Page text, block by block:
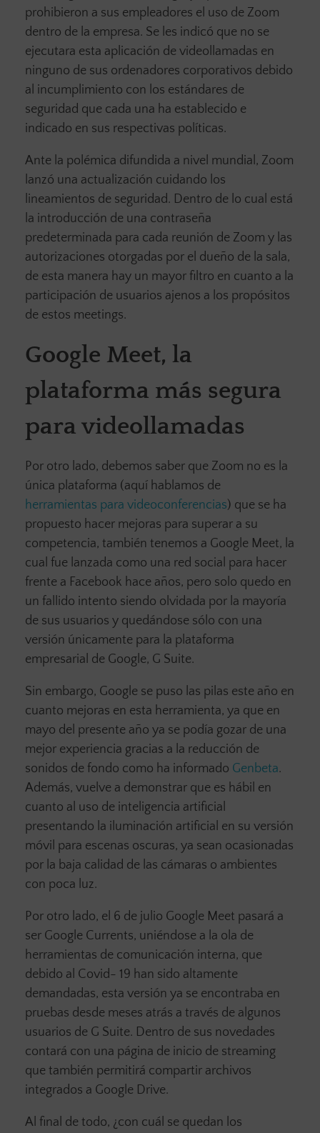
prohibieron a sus empleadores el uso de Zoom
dentro de la empresa. Se les indicó que no se
ejecutara esta aplicación de videollamadas en
ninguno de sus ordenadores corporativos debido
al incumplimiento con los estándares de
seguridad que cada una ha establecido e
indicado en sus respectivas políticas.
Ante la polémica difundida a nivel mundial, Zoom
lanzó una actualización cuidando los
lineamientos de seguridad. Dentro de lo cual está
la introducción de una contraseña
predeterminada para cada reunión de Zoom y las
autorizaciones otorgadas por el dueño de la sala,
de esta manera hay un mayor filtro en cuanto a la
participación de usuarios ajenos a los propósitos
de estos meetings.
Google Meet, la
plataforma más segura
para videollamadas
Por otro lado, debemos saber que Zoom no es la
única plataforma (aquí hablamos de
herramientas para videoconferencias) que se ha
propuesto hacer mejoras para superar a su
competencia, también tenemos a Google Meet, la
cual fue lanzada como una red social para hacer
frente a Facebook hace años, pero solo quedo en
un fallido intento siendo olvidada por la mayoría
de sus usuarios y quedándose sólo con una
versión únicamente para la plataforma
empresarial de Google, G Suite.
Sin embargo, Google se puso las pilas este año en
cuanto mejoras en esta herramienta, ya que en
mayo del presente año ya se podía gozar de una
mejor experiencia gracias a la reducción de
sonidos de fondo como ha informado Genbeta.
Además, vuelve a demonstrar que es hábil en
cuanto al uso de inteligencia artificial
presentando la iluminación artificial en su versión
móvil para escenas oscuras, ya sean ocasionadas
por la baja calidad de las cámaras o ambientes
con poca luz.
Por otro lado, el 6 de julio Google Meet pasará a
ser Google Currents, uniéndose a la ola de
herramientas de comunicación interna, que
debido al Covid- 19 han sido altamente
demandadas, esta versión ya se encontraba en
pruebas desde meses atrás a través de algunos
usuarios de G Suite. Dentro de sus novedades
contará con una página de inicio de streaming
que también permitirá compartir archivos
integrados a Google Drive.
Al final de todo, ¿con cuál se quedan los